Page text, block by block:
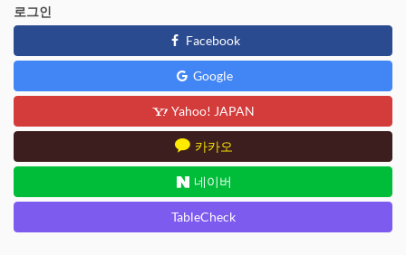
로그인
Facebook
Google
Yahoo! JAPAN
카카오
네이버
TableCheck